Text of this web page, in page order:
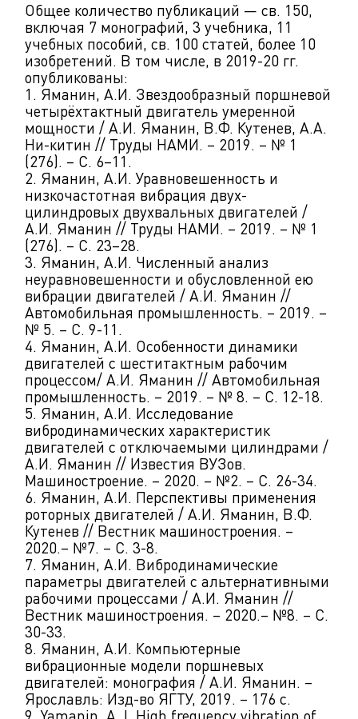
Общее количество публикаций — св. 150,
включая 7 монографий, 3 учебника, 11
учебных пособий, св. 100 статей, более 10
изобретений. В том числе, в 2019-20 гг.
опубликованы:
1. Яманин, А.И. Звездообразный поршневой
четырёхтактный двигатель умеренной
мощности / А.И. Яманин, В.Ф. Кутенев, А.А.
Ни-китин // Труды НАМИ. – 2019. – № 1
(276). – С. 6–11.
2. Яманин, А.И. Уравновешенность и
низкочастотная вибрация двух-
цилиндровых двухвальных двигателей /
А.И. Яманин // Труды НАМИ. – 2019. – № 1
(276). – С. 23–28.
3. Яманин, А.И. Численный анализ
неуравновешенности и обусловленной ею
вибрации двигателей / А.И. Яманин //
Автомобильная промышленность. – 2019. –
№ 5. – С. 9-11.
4. Яманин, А.И. Особенности динамики
двигателей с шеститактным рабочим
процессом/ А.И. Яманин // Автомобильная
промышленность. – 2019. – № 8. – С. 12-18.
5. Яманин, А.И. Исследование
вибродинамических характеристик
двигателей с отключаемыми цилиндрами /
А.И. Яманин // Известия ВУЗов.
Машиностроение. – 2020. – №2. – С. 26-34.
6. Яманин, А.И. Перспективы применения
роторных двигателей / А.И. Яманин, В.Ф.
Кутенев // Вестник машиностроения. –
2020.– №7. – С. 3-8.
7. Яманин, А.И. Вибродинамические
параметры двигателей с альтернативными
рабочими процессами / А.И. Яманин //
Вестник машиностроения. – 2020.– №8. – С.
30-33.
8. Яманин, А.И. Компьютерные
вибрационные модели поршневых
двигателей: монография / А.И. Яманин. –
Ярославль: Изд-во ЯГТУ, 2019. – 176 с.